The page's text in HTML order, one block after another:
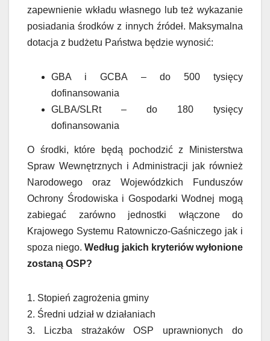
zapewnienie wkładu własnego lub też wykazanie
posiadania środków z innych źródeł. Maksymalna
dotacja z budżetu Państwa będzie wynosić:
GBA i GCBA – do 500 tysięcy
dofinansowania
GLBA/SLRt – do 180 tysięcy
dofinansowania
O środki, które będą pochodzić z Ministerstwa
Spraw Wewnętrznych i Administracji jak również
Narodowego oraz Wojewódzkich Funduszów
Ochrony Środowiska i Gospodarki Wodnej mogą
zabiegać zarówno jednostki włączone do
Krajowego Systemu Ratowniczo-Gaśniczego jak i
spoza niego. Według jakich kryteriów wyłonione
zostaną OSP?
1. Stopień zagrożenia gminy
2. Średni udział w działaniach
3. Liczba strażaków OSP uprawnionych do